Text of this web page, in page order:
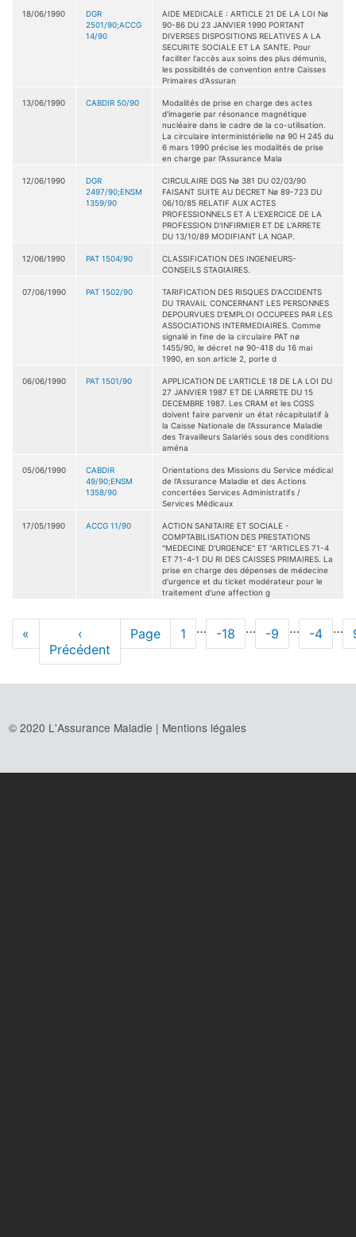
18/06/1990
DGR
2501/90;ACCG
14/90
AIDE MEDICALE : ARTICLE 21 DE LA LOI Nø
90-86 DU 23 JANVIER 1990 PORTANT
DIVERSES DISPOSITIONS RELATIVES A LA
SECURITE SOCIALE ET LA SANTE. Pour
faciliter l'accès aux soins des plus démunis,
les possibilités de convention entre Caisses
Primaires d'Assuran
13/06/1990 CABDIR 50/90
Modalités de prise en charge des actes
d'imagerie par résonance magnétique
nucléaire dans le cadre de la co-utilisation.
La circulaire interministérielle nø 90 H 245 du
6 mars 1990 précise les modalités de prise
en charge par l'Assurance Mala
12/06/1990
DGR
2497/90;ENSM
1359/90
CIRCULAIRE DGS Nø 381 DU 02/03/90
FAISANT SUITE AU DECRET Nø 89-723 DU
06/10/85 RELATIF AUX ACTES
PROFESSIONNELS ET A L'EXERCICE DE LA
PROFESSION D'INFIRMIER ET DE L'ARRETE
DU 13/10/89 MODIFIANT LA NGAP.
12/06/1990 PAT 1504/90
CLASSIFICATION DES INGENIEURS-
CONSEILS STAGIAIRES.
07/06/1990 PAT 1502/90
TARIFICATION DES RISQUES D'ACCIDENTS
DU TRAVAIL CONCERNANT LES PERSONNES
DEPOURVUES D'EMPLOI OCCUPEES PAR LES
ASSOCIATIONS INTERMEDIAIRES. Comme
signalé in fine de la circulaire PAT nø
1455/90, le décret nø 90-418 du 16 mai
1990, en son article 2, porte d
06/06/1990 PAT 1501/90
APPLICATION DE L'ARTICLE 18 DE LA LOI DU
27 JANVIER 1987 ET DE L'ARRETE DU 15
DECEMBRE 1987. Les CRAM et les CGSS
doivent faire parvenir un état récapitulatif à
la Caisse Nationale de l'Assurance Maladie
des Travailleurs Salariés sous des conditions
aména
05/06/1990
CABDIR
49/90;ENSM
1358/90
Orientations des Missions du Service médical
de l'Assurance Maladie et des Actions
concertées Services Administratifs /
Services Médicaux
17/05/1990 ACCG 11/90
ACTION SANITAIRE ET SOCIALE -
COMPTABILISATION DES PRESTATIONS
"MEDECINE D'URGENCE" ET "ARTICLES 71-4
ET 71-4-1 DU RI DES CAISSES PRIMAIRES. La
prise en charge des dépenses de médecine
d'urgence et du ticket modérateur pour le
traitement d'une affection g
Pagination
Première
page
«
Page
précédente
‹
Précédent
Page Page
1 … Page
-18 … Page
-9 … Page
-4 …
© 2020 L'Assurance Maladie | Mentions légales